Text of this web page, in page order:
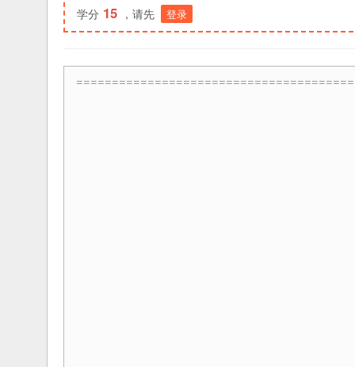
学分 15 ，请先 登录